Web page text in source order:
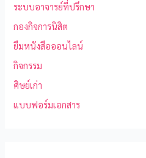
ระบบอาจารย์ที่ปรึกษา
กองกิจการนิสิต
ยืมหนังสือออนไลน์
กิจกรรม
ศิษย์เก่า
แบบฟอร์มเอกสาร